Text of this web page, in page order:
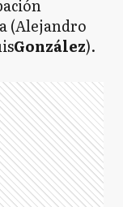
(Alejandro
González).